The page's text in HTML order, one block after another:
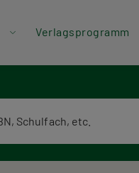
Verlagsprogramm